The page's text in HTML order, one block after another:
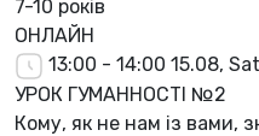
7-10 років
ОНЛАЙН
13:00 - 14:00 15.08,
УРОК ГУМАННОСТІ №2
Кому, як не нам із вами,